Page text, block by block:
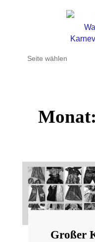
Seite wählen
Monat:
Großer